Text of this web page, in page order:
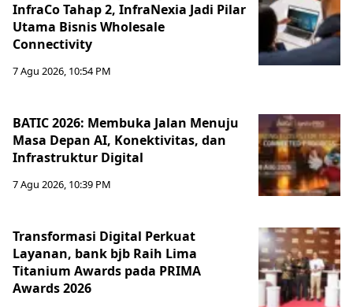
InfraCo Tahap 2, InfraNexia Jadi Pilar
Utama Bisnis Wholesale
Connectivity
7 Agu 2026, 10:54 PM
BATIC 2026: Membuka Jalan Menuju
Masa Depan AI, Konektivitas, dan
Infrastruktur Digital
7 Agu 2026, 10:39 PM
Transformasi Digital Perkuat
Layanan, bank bjb Raih Lima
Titanium Awards pada PRIMA
Awards 2026